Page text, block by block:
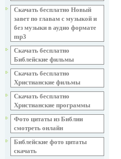
Скачать бесплатно Новый
завет по главам с музыкой и
без музыки в аудио формате
mp3
Скачать бесплатно
Библейские фильмы
Скачать бесплатно
Христианские фильмы
Скачать бесплатно
Христианские программы
Фото цитаты из Библии
смотреть онлайн
Библейские фото цитаты
скачать